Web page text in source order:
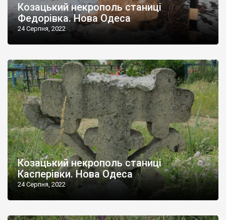
Козацький некрополь станиці
Федорівка. Нова Одеса
24 Серпня, 2022
Козацький некрополь станиці
Касперівки. Нова Одеса
24 Серпня, 2022